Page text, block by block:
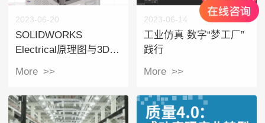
2023-06-20
SOLIDWORKS
Electrical原理图与3D机
More >>
2023-06-14
工业仿真 数字“梦工厂”
践行
More >>